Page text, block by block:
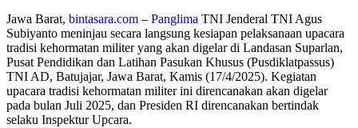
Jawa Barat, bintasara.com – Panglima TNI Jenderal TNI Agus
Subiyanto meninjau secara langsung kesiapan pelaksanaan upacara
tradisi kehormatan militer yang akan digelar di Landasan Suparlan,
Pusat Pendidikan dan Latihan Pasukan Khusus (Pusdiklatpassus)
TNI AD, Batujajar, Jawa Barat, Kamis (17/4/2025). Kegiatan
upacara tradisi kehormatan militer ini direncanakan akan digelar
pada bulan Juli 2025, dan Presiden RI direncanakan bertindak
selaku Inspektur Upcara.